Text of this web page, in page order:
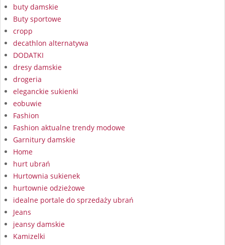
buty damskie
Buty sportowe
cropp
decathlon alternatywa
DODATKI
dresy damskie
drogeria
eleganckie sukienki
eobuwie
Fashion
Fashion aktualne trendy modowe
Garnitury damskie
Home
hurt ubrań
Hurtownia sukienek
hurtownie odzieżowe
idealne portale do sprzedaży ubrań
Jeans
jeansy damskie
Kamizelki